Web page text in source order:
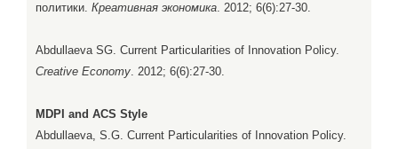
политики. Креативная экономика. 2012; 6(6):27-30.
Abdullaeva SG. Current Particularities of Innovation Policy.
Creative Economy. 2012; 6(6):27-30.
MDPI and ACS Style
Abdullaeva, S.G. Current Particularities of Innovation Policy.